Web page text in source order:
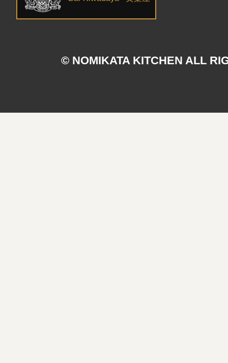
© NOMIKATA KITCHEN ALL